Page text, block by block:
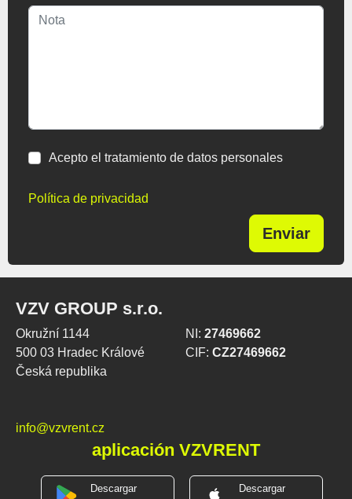
Acepto el tratamiento de datos personales
Política de privacidad
Enviar
VZV GROUP s.r.o.
Okružní 1144
500 03 Hradec Králové
Česká republika
NI: 27469662
CIF: CZ27469662
info@vzvrent.cz
aplicación VZVRENT
Descargar
Descargar